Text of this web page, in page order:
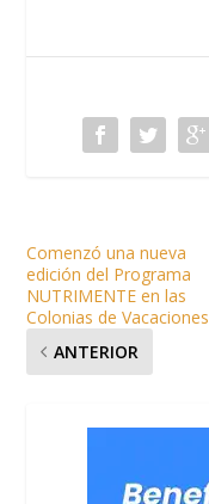
Comenzó una nueva
edición del Programa
NUTRIMENTE en las
Colonias de Vacaciones
ANTERIOR